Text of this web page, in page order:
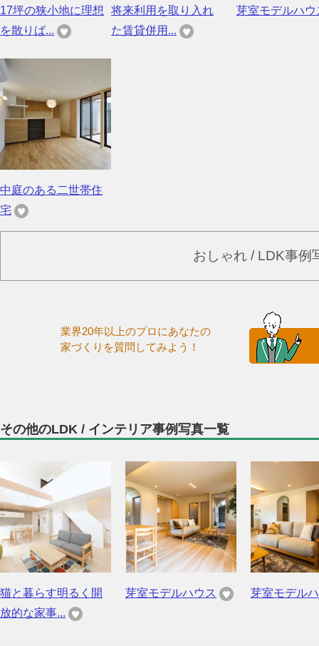
17坪の狭小地に理想
を散りば...
将来利用を取り入れ
た賃貸併用...
芽室モデルハウ
中庭のある二世帯住
宅
おしゃれ / LDK事例
業界20年以上のプロにあなたの
家づくりを質問してみよう！
その他のLDK / インテリア事例写真一覧
猫と暮らす明るく開
放的な家事...
芽室モデルハウス 芽室モデル